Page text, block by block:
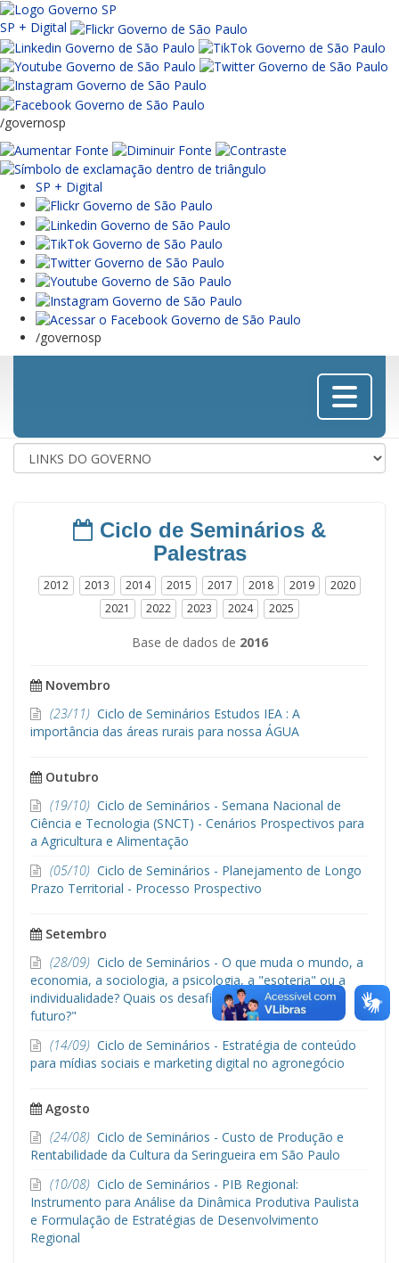
SP + Digital
/governosp
SP + Digital
/governosp
Menu
Ciclo de Seminários &
Palestras
2012 2013 2014 2015 2017 2018 2019
2020
2021
2022 2023 2024 2025
Base de dados de 2016
Novembro
(23/11) Ciclo de Seminários Estudos IEA : A
importância das áreas rurais para nossa ÁGUA
Outubro
(19/10) Ciclo de Seminários - Semana Nacional de
Ciência e Tecnologia (SNCT) - Cenários Prospectivos para
a Agricultura e Alimentação
(05/10) Ciclo de Seminários - Planejamento de Longo
Prazo Territorial - Processo Prospectivo
Setembro
(28/09) Ciclo de Seminários - O que muda o mundo, a
economia, a sociologia, a psicologia, a "esoteria" ou a
individualidade? Quais os desafios do agronegócio no
futuro?"
(14/09) Ciclo de Seminários - Estratégia de conteúdo
para mídias sociais e marketing digital no agronegócio
Agosto
(24/08) Ciclo de Seminários - Custo de Produção e
Rentabilidade da Cultura da Seringueira em São Paulo
(10/08) Ciclo de Seminários - PIB Regional:
Instrumento para Análise da Dinâmica Produtiva Paulista
e Formulação de Estratégias de Desenvolvimento
Regional